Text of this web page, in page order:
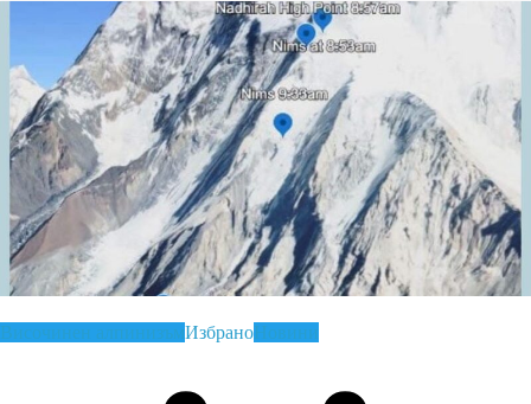
Височинен алпинизъмИзбраноНовини